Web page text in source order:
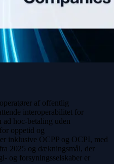
af offentlig
interoperabilitet for
hoc-betaling uden
oppetid og
inklusive OCPP og OCPI, med
2025 og dækningsmål, der
og forsyningsselskaber er